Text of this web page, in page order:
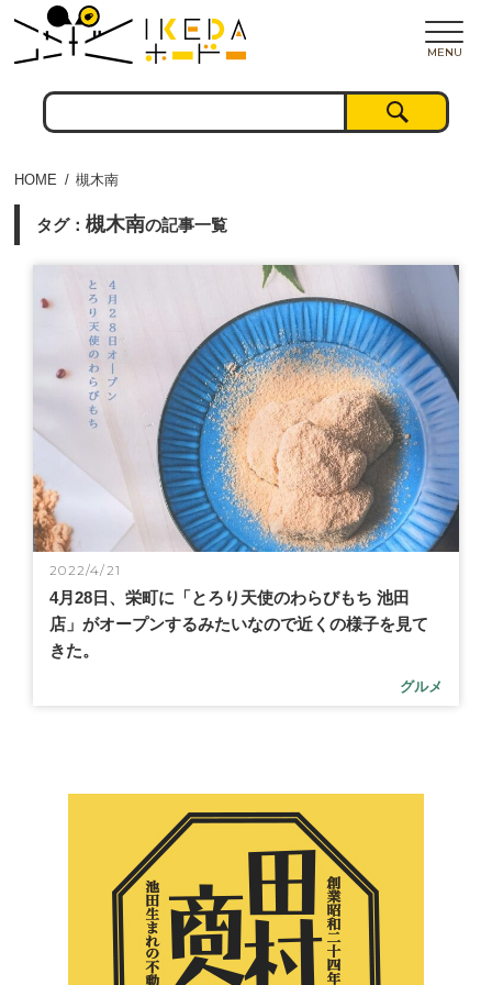
MENU
HOME 槻木南
タグ： 槻木南の記事一覧
2022/4/21
4月28日、栄町に「とろり天使のわらびもち 池田
店」がオープンするみたいなので近くの様子を見て
きた。
グルメ